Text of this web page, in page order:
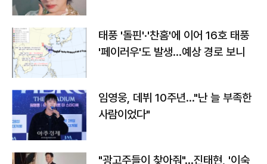
태풍 '돌핀'·'찬홈'에 이어 16호 태풍
'페이러우'도 발생…예상 경로 보니
임영웅, 데뷔 10주년…"난 늘 부족한
사람이었다"
"광고주들이 찾아줘"…진태현, '이숙